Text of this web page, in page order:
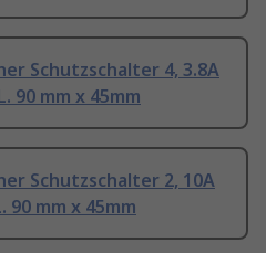
Schutzschalter 4, 3.8A
90 mm x 45mm
Schutzschalter 2, 10A
90 mm x 45mm